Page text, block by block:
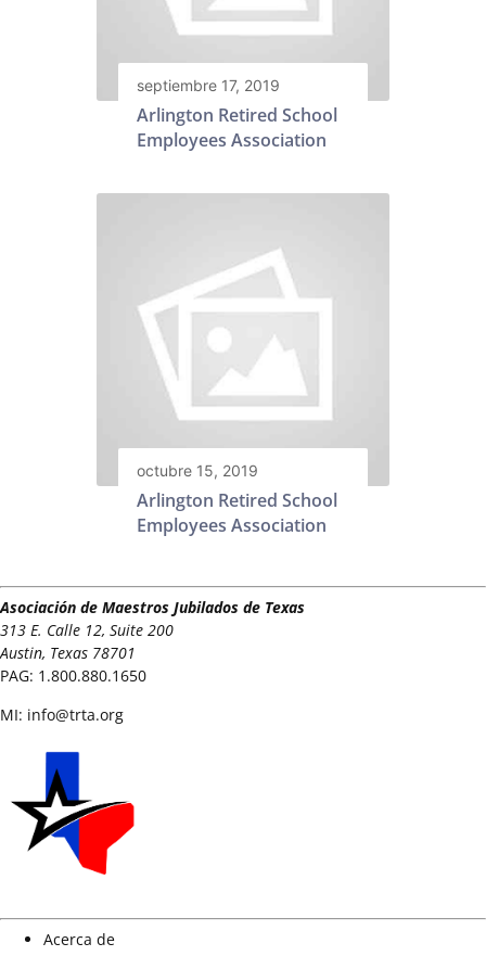
septiembre 17, 2019
Arlington Retired School
Employees Association
octubre 15, 2019
Arlington Retired School
Employees Association
Asociación de Maestros Jubilados de Texas
313 E. Calle 12, Suite 200
Austin, Texas 78701
PAG: 1.800.880.1650
MI: info@trta.org
Acerca de